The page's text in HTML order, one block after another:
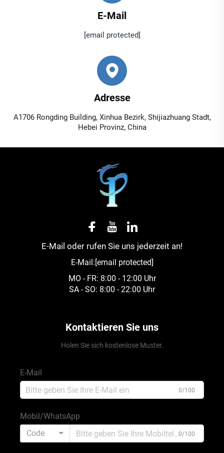
E-Mail
[email protected]
Adresse
A1706 Rongding Building, Xinhua Bezirk, Shijiazhuang Stadt,
Hebei Provinz, China
E-Mail oder rufen Sie uns jederzeit an!
E-Mail:[email protected]
MO - FR: 8:00 - 12:00 Uhr
SA - SO: 8:00 - 22:00 Uhr
Kontaktieren Sie uns
Holen Sie sich kostenlose Muster.
E-Mail
0/100
Mobil/WhatsApp
Code
0/100